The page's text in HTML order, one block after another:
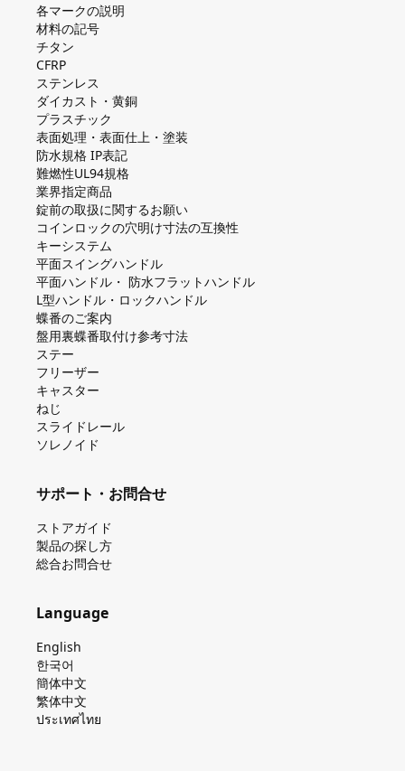
各マークの説明
材料の記号
チタン
CFRP
ステンレス
ダイカスト・⻩銅
プラスチック
表面処理・表面仕上・塗装
防⽔規格 IP表記
難燃性UL94規格
業界指定商品
錠前の取扱に関するお願い
コインロックの⽳明け⼨法の互換性
キーシステム
平⾯スイングハンドル
平⾯ハンドル・ 防⽔フラットハンドル
L型ハンドル・ロックハンドル
蝶番のご案内
盤⽤裏蝶番取付け参考⼨法
ステー
フリーザー
キャスター
ねじ
スライドレール
ソレノイド
サポート・お問合せ
ストアガイド
製品の探し⽅
総合お問合せ
Language
English
한국어
簡体中文
繁体中文
ประเทศไทย